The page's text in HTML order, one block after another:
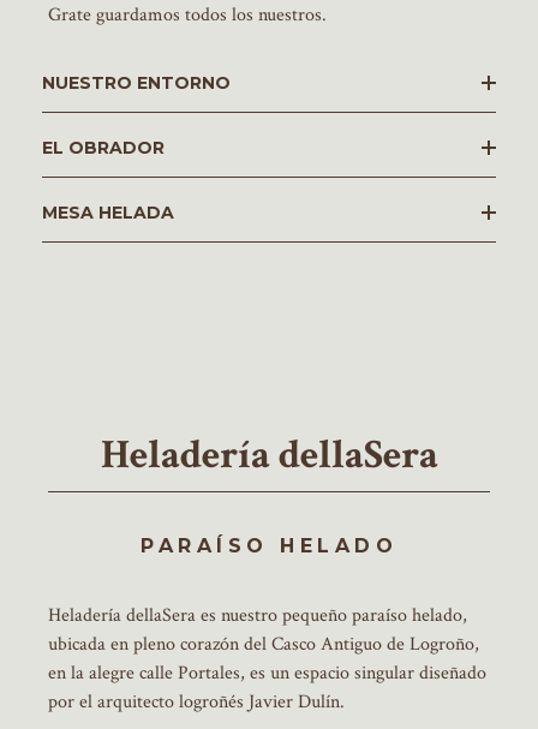
Grate guardamos todos los nuestros.
­NUESTRO ENTORNO
­EL OBRADOR
­MESA HELADA
Heladería dellaSera
PARAÍSO HELADO
Heladería dellaSera es nuestro pequeño paraíso helado,
ubicada en pleno corazón del Casco Antiguo de Logroño,
en la alegre calle Portales, es un espacio singular diseñado
por el arquitecto logroñés Javier Dulín.